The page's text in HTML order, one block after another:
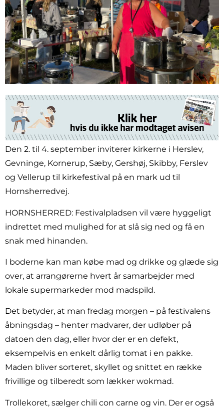
Den 2. til 4. september inviterer kirkerne i Herslev,
Gevninge, Kornerup, Sæby, Gershøj, Skibby, Ferslev
og Vellerup til kirkefestival på en mark ud til
Hornsherredvej.
HORNSHERRED: Festivalpladsen vil være hyggeligt
indrettet med mulighed for at slå sig ned og få en
snak med hinanden.
I boderne kan man købe mad og drikke og glæde sig
over, at arrangørerne hvert år samarbejder med
lokale supermarkeder mod madspild.
Det betyder, at man fredag morgen – på festivalens
åbningsdag – henter madvarer, der udløber på
datoen den dag, eller hvor der er en defekt,
eksempelvis en enkelt dårlig tomat i en pakke.
Maden bliver sorteret, skyllet og snittet en række
frivillige og tilberedt som lækker wokmad.
Trollekoret, sælger chili con carne og vin. Der er også